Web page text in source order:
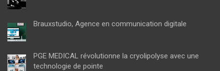
Brauxstudio, Agence en communication digitale
PGE MEDICAL révolutionne la cryolipolyse avec une
technologie de pointe